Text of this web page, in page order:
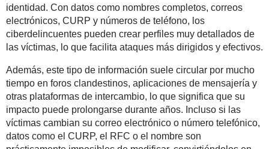
identidad. Con datos como nombres completos, correos
electrónicos, CURP y números de teléfono, los
ciberdelincuentes pueden crear perfiles muy detallados de
las víctimas, lo que facilita ataques más dirigidos y efectivos.
Además, este tipo de información suele circular por mucho
tiempo en foros clandestinos, aplicaciones de mensajería y
otras plataformas de intercambio, lo que significa que su
impacto puede prolongarse durante años. Incluso si las
víctimas cambian su correo electrónico o número telefónico,
datos como el CURP, el RFC o el nombre son